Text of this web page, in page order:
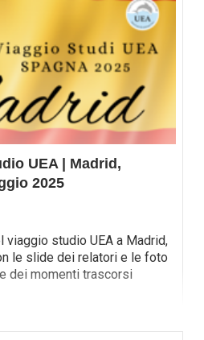
UEA | Madrid,
2025
studio UEA a Madrid,
le slide dei relatori e le foto
dei momenti trascorsi